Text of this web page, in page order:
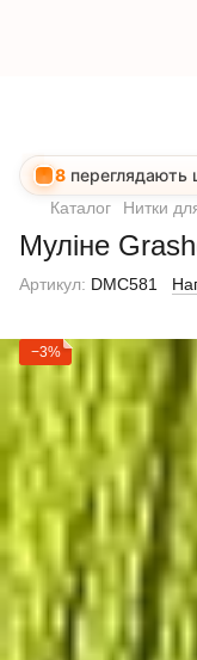
8 переглядають
Каталог Нитки
Муліне
Артикул: DMC581
−3%